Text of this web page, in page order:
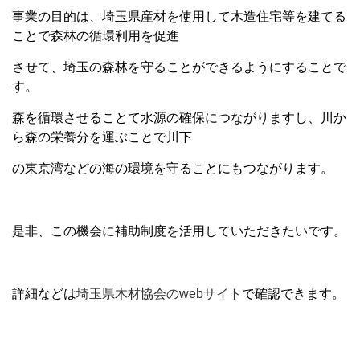
事業の目的は、埼玉県産材を使用して木造住宅等を建てる
ことで森林の循環利用を促進
させて、埼玉の森林を守ることができるようにすることで
す。
森を循環させることて水源の確保につながりますし、川か
ら森の栄養分を運ぶことで川下
の東京湾などの海の環境を守ることにもつながります。
是非、この機会に補助制度を活用していただきたいです。
詳細などは埼玉県木材協会のwebサイト で確認できます。